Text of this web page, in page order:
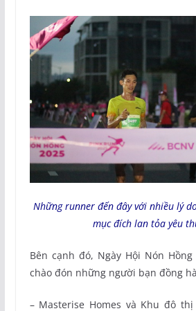
Những runner đến đây với nhiều lý
mục đích lan tỏa yêu
Bên cạnh đó, Ngày Hội Nón
chào đón những người bạn đồng
– Masterise Homes và Khu đô